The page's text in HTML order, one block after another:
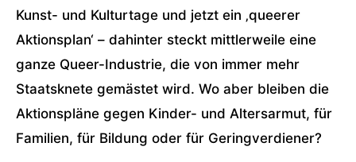
Kunst- und Kulturtage und jetzt ein ‚queerer
Aktionsplan‘ – dahinter steckt mittlerweile eine
ganze Queer-Industrie, die von immer mehr
Staatsknete gemästet wird. Wo aber bleiben die
Aktionspläne gegen Kinder- und Altersarmut, für
Familien, für Bildung oder für Geringverdiener?